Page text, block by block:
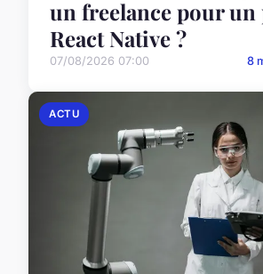
un freelance pour
React Native ?
07/08/2026 07:00 8
ACTU